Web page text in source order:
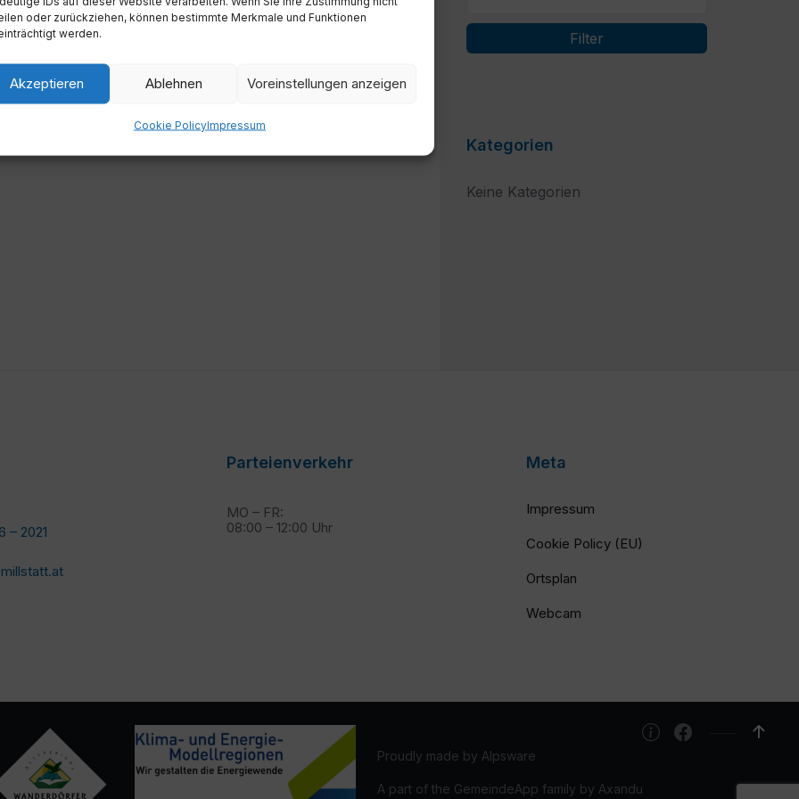
oder zurückziehen, können bestimmte Merkmale und Funktionen
werden.
Akzeptieren Ablehnen Voreinstellungen anzeigen
Cookie PolicyImpressum
Filter
Kategorien
Keine Kategorien
– 2021
Parteienverkehr
MO – FR:
08:00 – 12:00 Uhr
Meta
Impressum
Cookie Policy (EU)
Ortsplan
Webcam
Proudly made by Alpsware
A part of the GemeindeApp family by Axandu